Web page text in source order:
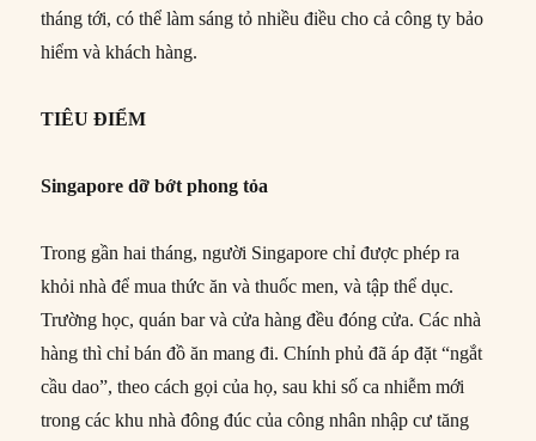
tháng tới, có thể làm sáng tỏ nhiều điều cho cả công ty bảo
hiểm và khách hàng.
TIÊU ĐIỂM
Singapore dỡ bớt phong tỏa
Trong gần hai tháng, người Singapore chỉ được phép ra
khỏi nhà để mua thức ăn và thuốc men, và tập thể dục.
Trường học, quán bar và cửa hàng đều đóng cửa. Các nhà
hàng thì chỉ bán đồ ăn mang đi. Chính phủ đã áp đặt “ngắt
cầu dao”, theo cách gọi của họ, sau khi số ca nhiễm mới
trong các khu nhà đông đúc của công nhân nhập cư tăng